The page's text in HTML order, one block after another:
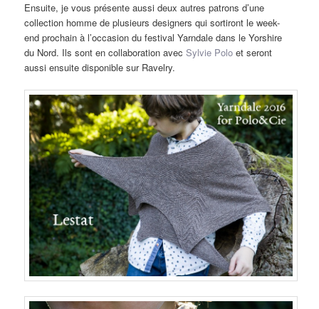
Ensuite, je vous présente aussi deux autres patrons d’une
collection homme de plusieurs designers qui sortiront le week-
end prochain à l’occasion du festival Yarndale dans le Yorshire
du Nord. Ils sont en collaboration avecSylvie Polo et seront
aussi ensuite disponible sur Ravelry.